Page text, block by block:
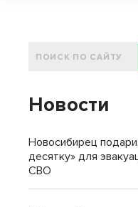
Новости
Новосибирец
десятку» для
СВО